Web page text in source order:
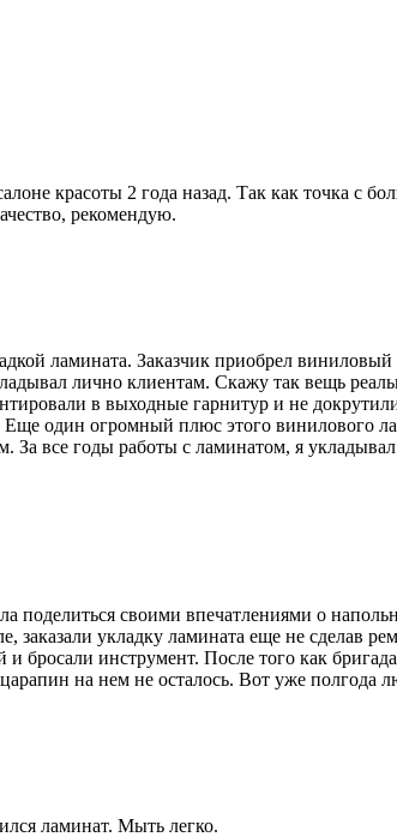
красоты 2 года назад. Так как точка с
рекомендую.
ламината. Заказчик приобрел
лично клиентам. Скажу так вещь
в выходные гарнитур и не
один огромный плюс этого винилового
За все годы работы с ламинатом, я
поделиться своими впечатлениями о
заказали укладку ламината еще не сделав
бросали инструмент. После того как
на нем не осталось. Вот уже
ламинат. Мыть легко.